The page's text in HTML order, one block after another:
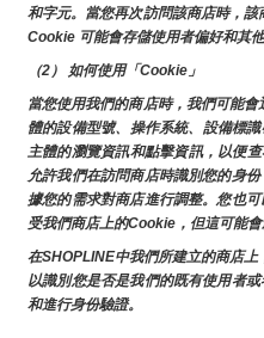
和字元。當您再次訪問該商店時，該
Cookie 可能會存儲使用者偏好和其他
（2） 如何使用「Cookie」
當您使用我們的商店時，我們可能
體的設備型號、操作系統、設備標
主體的瀏覽資訊和點擊資訊，以便
允許我們在訪問商店時識別您的身
據您的需求對商店進行調整。您也
受我們商店上的Cookie，但這可能會
在SHOPLINE中我們所建立的商店
以識別您是否是我們的既有使用者
和進行身份驗證。